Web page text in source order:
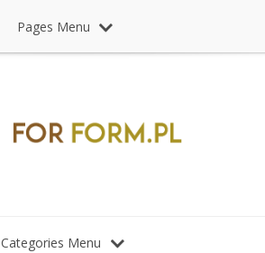
Pages Menu
Categories Menu